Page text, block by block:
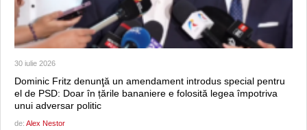
30 iulie 2026
Dominic Fritz denunţă un amendament introdus special pentru
el de PSD: Doar în țările bananiere e folosită legea împotriva
unui adversar politic
de: Alex Nestor